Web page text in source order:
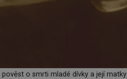
pověst o smrti mladé dívky a její matky